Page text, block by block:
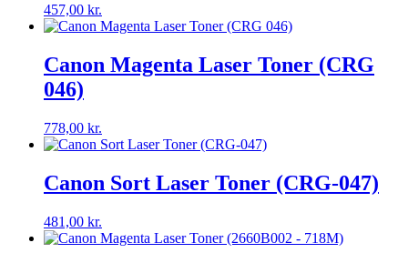
457,00 kr.
Canon Magenta Laser Toner (CRG
046)
778,00 kr.
Canon Sort Laser Toner (CRG-047)
481,00 kr.